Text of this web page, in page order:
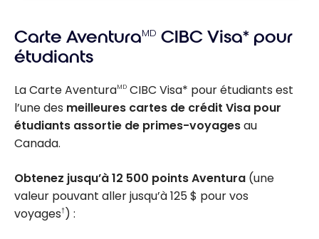
Carte AventuraMD CIBC Visa* pour
étudiants
La Carte AventuraMD CIBC Visa* pour étudiants est
l’une des meilleures cartes de crédit Visa pour
étudiants assortie de primes-voyagesau
Canada.
Obtenez jusqu’à 12 500 points Aventura (une
valeur pouvant aller jusqu’à125 $ pour vos
voyages†) :